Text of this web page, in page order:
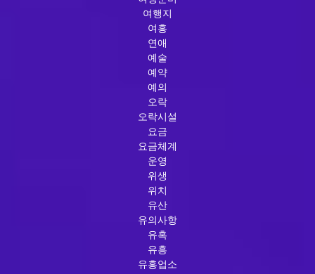
여행지
여흥
연애
예술
예약
예의
오락
오락시설
요금
요금체계
운영
위생
위치
유산
유의사항
유혹
유흥
유흥업소